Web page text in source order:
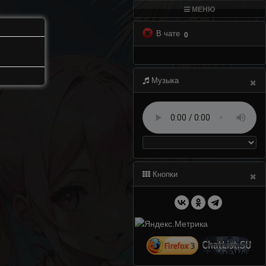
МЕНЮ
В чате 0
Музыка ×
Кнопки ×